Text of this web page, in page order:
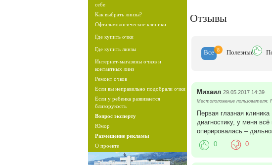
себе
Как выбрать линзы?
Офтальмологические клиники
Где купить очки
Где купить линзы
Интернет-магазины очков и
контактных линз
Ремонт очков
Если вы неправильно подобрали очки
Если у ребенка развивается
близорукость
Вопрос эксперту
Юмор
Размещение рекламы
О проекте
Отзывы
Все 8 Полезные
Михаил 29.05.2017 14:39
Местоположение пользователя:
Первая глазная
диагностику, у меня
оперировалась –
0 0